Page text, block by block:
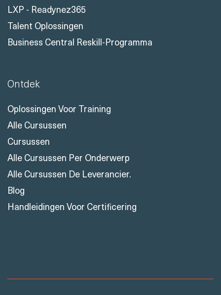
LXP - Readynez365
Talent Oplossingen
Business Central Reskill-Programma
Ontdek
Oplossingen Voor Training
Alle Cursussen
Cursussen
Alle Cursussen Per Onderwerp
Alle Cursussen De Leverancier.
Blog
Handleidingen Voor Certificering